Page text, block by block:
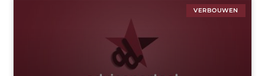
VERBOUWEN